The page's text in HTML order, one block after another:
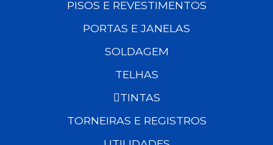
PISOS E REVESTIMENTOS
PORTAS E JANELAS
SOLDAGEM
TELHAS
TINTAS
TORNEIRAS E REGISTROS